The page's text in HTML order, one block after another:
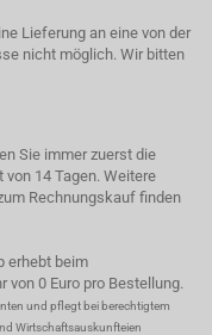
Lieferung an eine von der
nicht möglich. Wir bitten
Sie immer zuerst die
14 Tagen. Weitere
Rechnungskauf finden
erhebt beim
von 0 Euro pro Bestellung.
und pflegt bei berechtigtem
Wirtschaftsauskunfteien